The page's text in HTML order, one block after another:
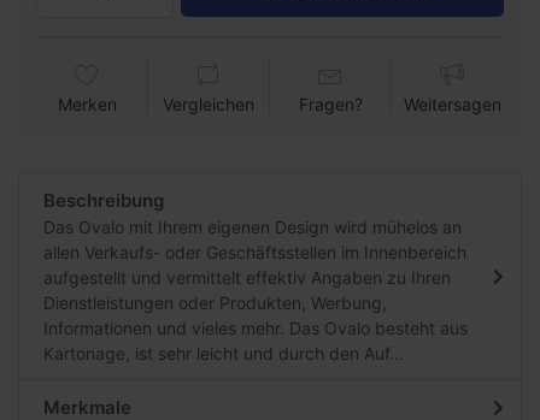
Merken Vergleichen Fragen? Weitersagen
Beschreibung
Das Ovalo mit Ihrem eigenen Design wird mühelos an
allen Verkaufs- oder Geschäftsstellen im Innenbereich
aufgestellt und vermittelt effektiv Angaben zu Ihren
Dienstleistungen oder Produkten, Werbung,
Informationen und vieles mehr. Das Ovalo besteht aus
Kartonage, ist sehr leicht und durch den Auf...
Merkmale